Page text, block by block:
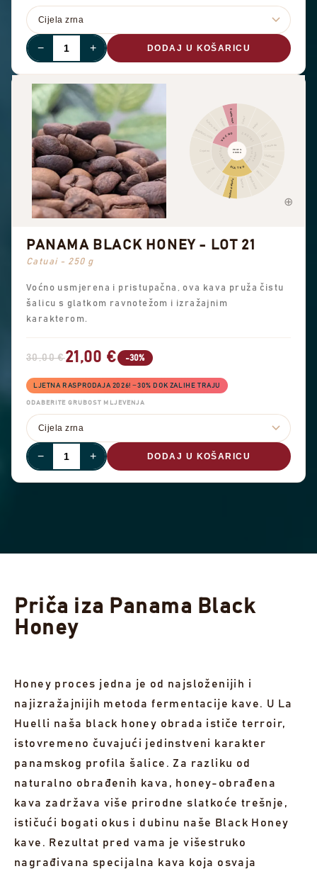
− + DODAJ U KOŠARICU
Papar
Oštro
Čokolada
Lješnjak
Badem
Kikiriki
Smeđi šećer
Sveukupna slatkoća
Slatke arome
Crni čaj
Bobičasto voće
Sušeno voće
Ostalo voće
ORAŠASTI PLODOVI
SLATKO
CVJETNO
VOĆNO
PROFIL
OKUSA
PANAMA BLACK HONEY - LOT 21
Catuai - 250 g
Voćno usmjerena i pristupačna, ova kava pruža čistu
šalicu s glatkom ravnotežom i izražajnim
karakterom.
30,00 €21,00 € -30%
LJETNA RASPRODAJA 2026! −30% DOK ZALIHE TRAJU
ODABERITE GRUBOST MLJEVENJA
− + DODAJ U KOŠARICU
Priča iza Panama Black
Honey
Honey proces jedna je od najsloženijih i
najizražajnijih metoda fermentacije kave. U La
Huelli naša black honey obrada ističe terroir,
istovremeno čuvajući jedinstveni karakter
panamskog profila šalice. Za razliku od
naturalno obrađenih kava, honey-obrađena
kava zadržava više prirodne slatkoće trešnje,
ističući bogati okus i dubinu naše Black Honey
kave. Rezultat pred vama je višestruko
nagrađivana specijalna kava koja osvaja